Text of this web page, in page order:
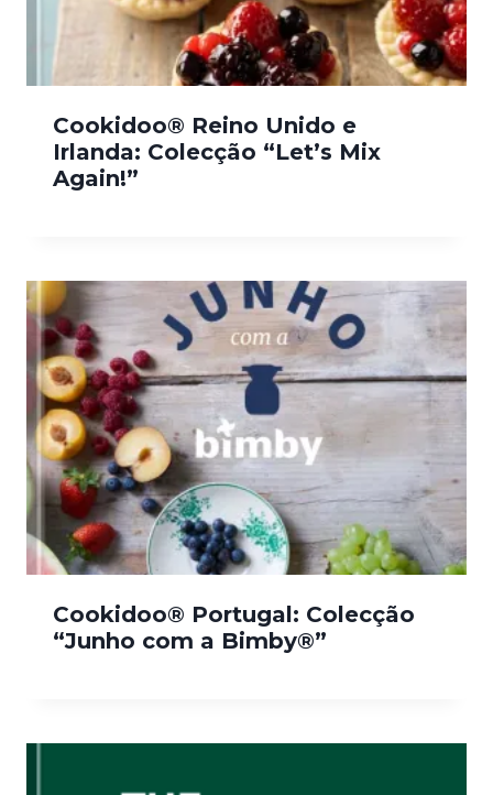
Cookidoo® Reino Unido e
Irlanda: Colecção “Let’s Mix
Again!”
Cookidoo® Portugal: Colecção
“Junho com a Bimby®”